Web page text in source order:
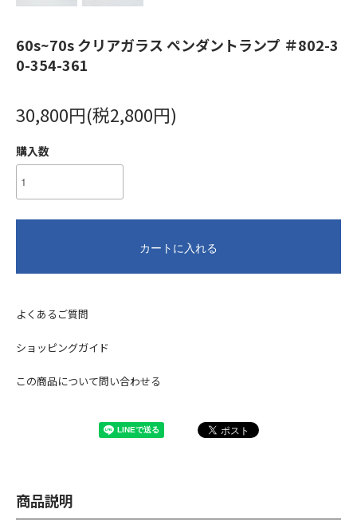
60s~70s クリアガラス ペンダントランプ ＃802-3
0-354-361
30,800円(税2,800円)
購入数
カートに入れる
よくあるご質問
ショッピングガイド
この商品について問い合わせる
商品説明